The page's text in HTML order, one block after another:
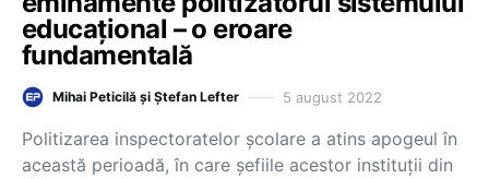
educațional – o eroare
fundamentală
Mihai Peticilă și Ștefan Lefter 5 august 2022
Politizarea inspectoratelor școlare a atins apogeul în
această perioadă, în care șefiile acestor instituții din